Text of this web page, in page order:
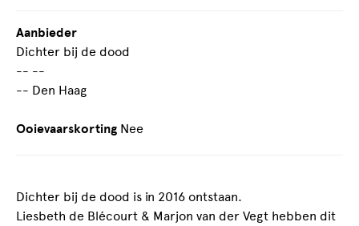
Dichter bij de dood is in 2016 ontstaan.
Liesbeth de Blécourt & Marjon van der Vegt hebben dit
Aanbieder
Dichter bij de dood
-- --
-- Den Haag
Ooievaarskorting Nee